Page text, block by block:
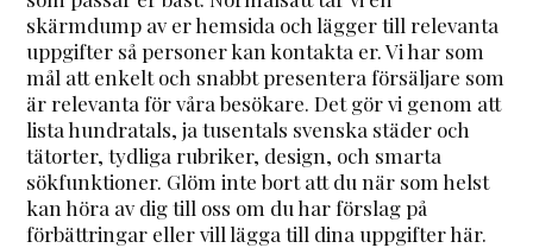
skärmdump av er hemsida och lägger till relevanta
uppgifter så personer kan kontakta er. Vi har som
mål att enkelt och snabbt presentera försäljare som
är relevanta för våra besökare. Det gör vi genom att
lista hundratals, ja tusentals svenska städer och
tätorter, tydliga rubriker, design, och smarta
sökfunktioner. Glöm inte bort att du när som helst
kan höra av dig till oss om du har förslag på
förbättringar eller vill lägga till dina uppgifter här.